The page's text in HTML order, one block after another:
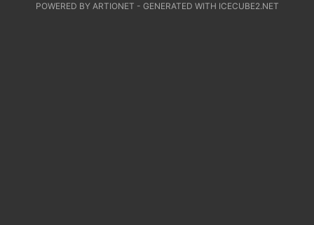
POWERED BY ARTIONET - GENERATED WITH ICECUBE2.NET